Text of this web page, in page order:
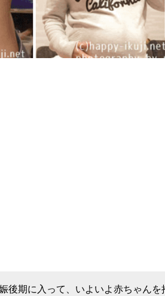
後期に入って、いよいよ赤ちゃんを